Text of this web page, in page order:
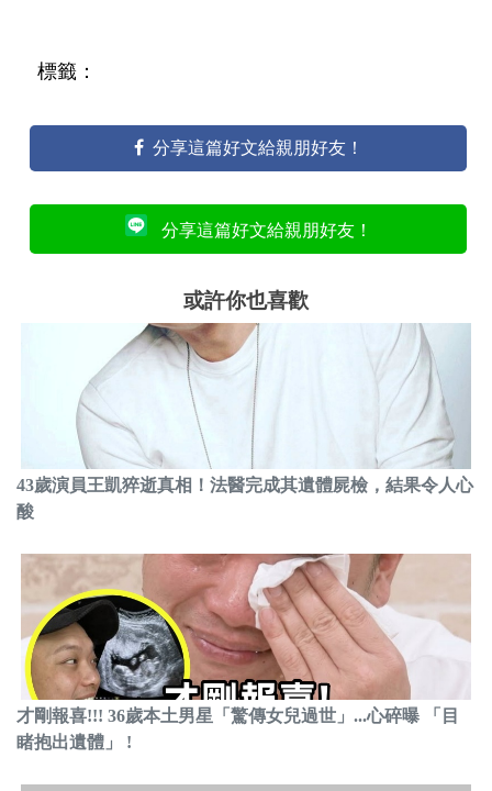
標籤：
分享這篇好文給親朋好友！
分享這篇好文給親朋好友！
或許你也喜歡
43歲演員王凱猝逝真相！法醫完成其遺體屍檢，結果令人心
酸
才剛報喜!!! 36歲本土男星「驚傳女兒過世」...心碎曝 「目
睹抱出遺體」 !